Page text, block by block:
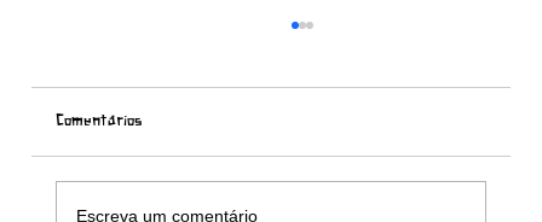
Comentários
Escreva um comentário